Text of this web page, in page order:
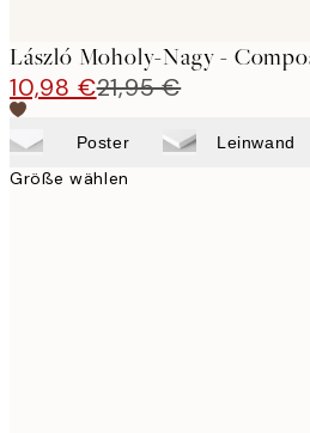
László Moholy-Nagy -
10,98 €21,95 €
Poster Leinwand
Größe wählen